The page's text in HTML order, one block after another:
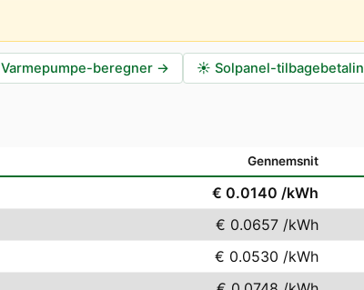
Varmepumpe-beregner → ☀️ Solpanel-
Gennemsnit
€ 0.0140 /kWh
€ 0.0657 /kWh
€ 0.0530 /kWh